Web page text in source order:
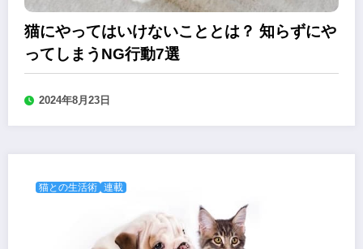
猫にやってはいけないこととは？ 知らずにや
ってしまうNG行動7選
2024年8月23日
猫との生活術 連載